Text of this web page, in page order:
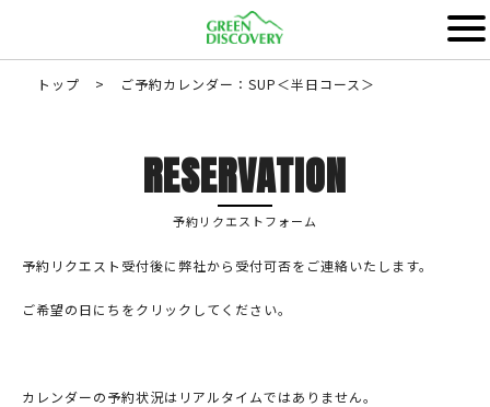
トップ > ご予約カレンダー：SUP＜半日コース＞
RESERVATION
予約リクエストフォーム
予約リクエスト受付後に弊社から受付可否をご連絡いたします。
ご希望の日にちをクリックしてください。
カレンダーの予約状況はリアルタイムではありません。